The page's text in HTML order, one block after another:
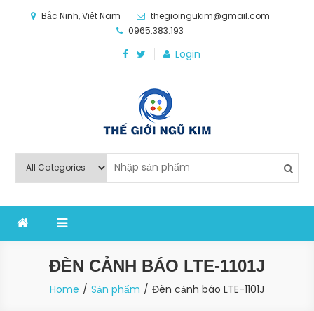
Bắc Ninh, Việt Nam
thegioingukim@gmail.com
0965.383.193
Login
Thế Giới Ngũ Kim
nghiệp sản xuất
ĐÈN CẢNH BÁO LTE-1101J
Home Sản phẩm Đèn cảnh báo LTE-1101J